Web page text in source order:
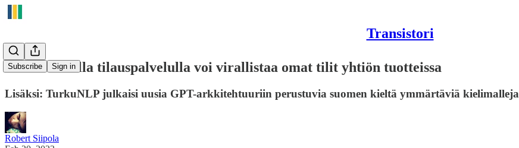
Transistori
Subscribe Sign in
Metan uudella tilauspalvelulla voi virallistaa omat tilit yhtiön tuotteissa
Lisäksi: TurkuNLP julkaisi uusia GPT-arkkitehtuuriin perustuvia suomen kieltä ymmärtäviä kielimalleja
Robert Siipola